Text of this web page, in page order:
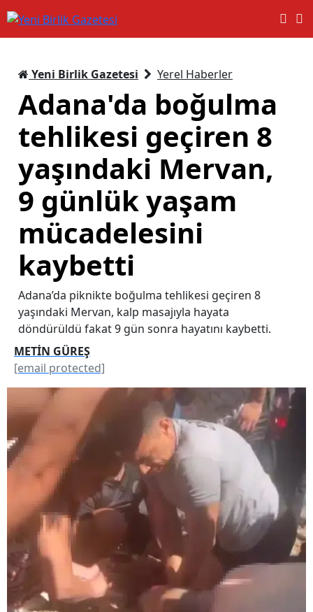
Yeni Birlik Gazetesi Yerel Haberler
Adana'da boğulma
tehlikesi geçiren 8
yaşındaki Mervan,
9 günlük yaşam
mücadelesini
kaybetti
Adana’da piknikte boğulma tehlikesi geçiren 8
yaşındaki Mervan, kalp masajıyla hayata
döndürüldü fakat 9 gün sonra hayatını kaybetti.
METİN GÜREŞ
[email protected]